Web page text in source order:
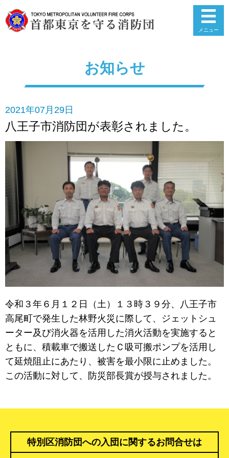
メニュー
お知らせ
2021年07月29日
八王子市消防団が表彰されました。
令和３年６月１２日（土）１３時３９分、八王子市
高尾町で発生した林野火災に際して、ジェットシュ
ーター及び消火器を活用した消火活動を実施すると
ともに、積載車で搬送したＣ吸可搬ポンプを活用し
て延焼阻止にあたり、被害を最小限に止めました。
この活動に対して、防災部長賞が授与されました。
特別区消防団への入団に関するお問合せは